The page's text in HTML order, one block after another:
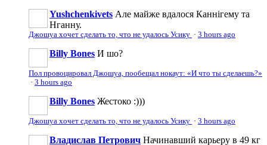
Yushchenkivets Але майже вдалося Каннігему та
Нганну.
Джошуа хочет сделать то, что не удалось Усику · 3 hours ago
Billy Bones И шо?
Пол провоцировал Джошуа, пообещал нокаут: «И что ты сделаешь?»
· 3 hours ago
Billy Bones Жестоко :)))
Джошуа хочет сделать то, что не удалось Усику · 3 hours ago
Владислав Петрович Начинавший карьеру в 49 кг